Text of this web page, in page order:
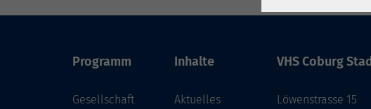
Programm
Gesellschaft
Inhalte
Aktuelles
VHS Coburg
Löwenstrasse 15